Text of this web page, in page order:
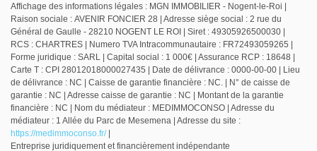
Affichage des informations légales : MGN IMMOBILIER - Nogent-le-Roi |
Raison sociale : AVENIR FONCIER 28 | Adresse siège social : 2 rue du
Général de Gaulle - 28210 NOGENT LE ROI | Siret : 49305926500030 |
RCS : CHARTRES | Numero TVA Intracommunautaire : FR72493059265 |
Forme juridique : SARL | Capital social : 1 000€ | Assurance RCP : 18648 |
Carte T : CPI 28012018000027435 | Date de délivrance : 0000-00-00 | Lieu
de délivrance : NC | Caisse de garantie financière : NC. | N° de caisse de
garantie : NC | Adresse caisse de garantie : NC | Montant de la garantie
financière : NC | Nom du médiateur : MEDIMMOCONSO | Adresse du
médiateur : 1 Allée du Parc de Mesemena | Adresse du site :
https://medimmoconso.fr/|
Entreprise juridiquement et financièrement indépendante